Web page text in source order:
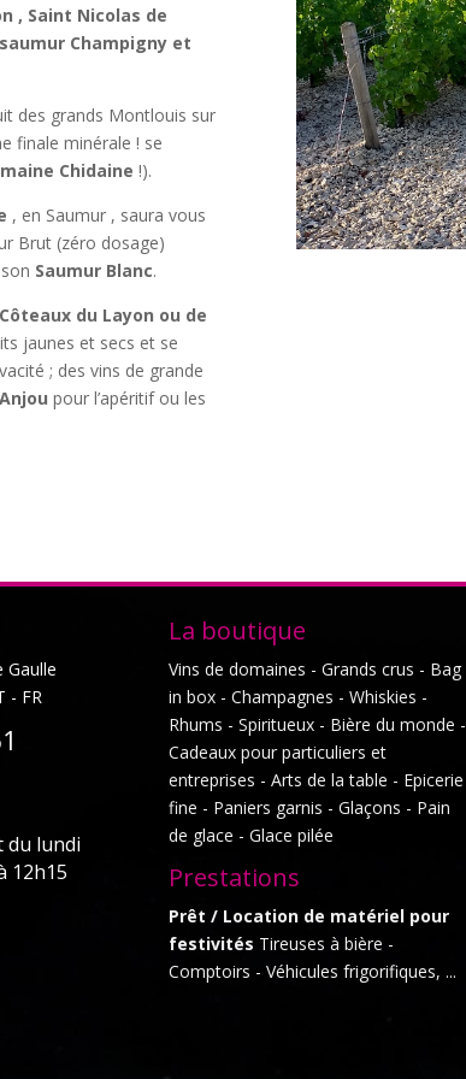
, Saint Nicolas de
Champigny et
des grands Montlouis sur
finale minérale ! se
Chidaine !).
, en Saumur , saura vous
Brut (zéro dosage)
Saumur Blanc.
Côteaux du Layon ou de
jaunes et secs et se
; des vins de grande
pour l’apéritif ou les
Gaulle
- FR
du lundi
12h15
La boutique
Vins de domaines - Grands crus - Bag
in box - Champagnes - Whiskies -
Rhums - Spiritueux - Bière du monde -
Cadeaux pour particuliers et
entreprises - Arts de la table - Epicerie
fine - Paniers garnis - Glaçons - Pain
de glace - Glace pilée
Prestations
Prêt / Location de matériel pour
festivités Tireuses à bière -
Comptoirs - Véhicules frigorifiques, ...